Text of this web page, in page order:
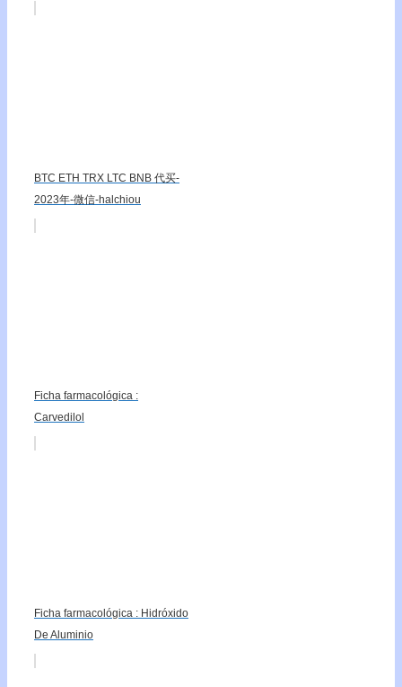
BTC ETH TRX LTC BNB 代买-
2023年-微信-halchiou
Ficha farmacológica :
Carvedilol
Ficha farmacológica : Hidróxido
De Aluminio